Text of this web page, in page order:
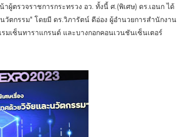
ผู้ตรวจราชการกระทรวง อว. ทั้งนี้ ศ.(พิเศษ) ดร.เอนก ได้
ตกรรม" โดยมี ดร.วิภารัตน์ ดีอ่อง ผู้อำนวยการสำนักงาน
เซ็นทาราแกรนด์ และบางกอกคอนเวนชันเซ็นเตอร์